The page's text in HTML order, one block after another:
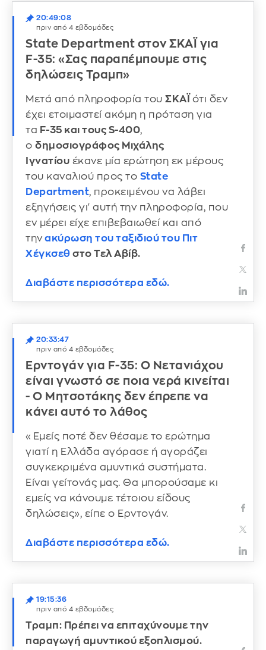
20:49:08
πριν από 4 εβδομάδες
State Department στον ΣΚΑΪ για
F-35: «Σας παραπέμπουμε στις
δηλώσεις Τραμπ»
Μετά από πληροφορία του ΣΚΑΪ ότι δεν
έχει ετοιμαστεί ακόμη η πρόταση για
τα F-35 και τους S-400,
ο δημοσιογράφος Μιχάλης
Ιγνατίου έκανε μία ερώτηση εκ μέρους
του καναλιού προς το State
Department, προκειμένου να λάβει
εξηγήσεις γι' αυτή την πληροφορία, που
εν μέρει είχε επιβεβαιωθεί και από
την ακύρωση του ταξιδιού του Πιτ
Χέγκσεθ στο Τελ Αβίβ.
Διαβάστε περισσότερα εδώ.
20:33:47
πριν από 4 εβδομάδες
Ερντογάν για F-35: Ο Νετανιάχου
είναι γνωστό σε ποια νερά κινείται
- Ο Μητσοτάκης δεν έπρεπε να
κάνει αυτό το λάθος
«Εμείς ποτέ δεν θέσαμε το ερώτημα
γιατί η Ελλάδα αγόρασε ή αγοράζει
συγκεκριμένα αμυντικά συστήματα.
Είναι γείτονάς μας. Θα μπορούσαμε κι
εμείς να κάνουμε τέτοιου είδους
δηλώσεις», είπε ο Ερντογάν.
Διαβάστε περισσότερα εδώ.
19:15:36
πριν από 4 εβδομάδες
Τραμπ: Πρέπει να επιταχύνουμε την
παραγωγή αμυντικού εξοπλισμού.